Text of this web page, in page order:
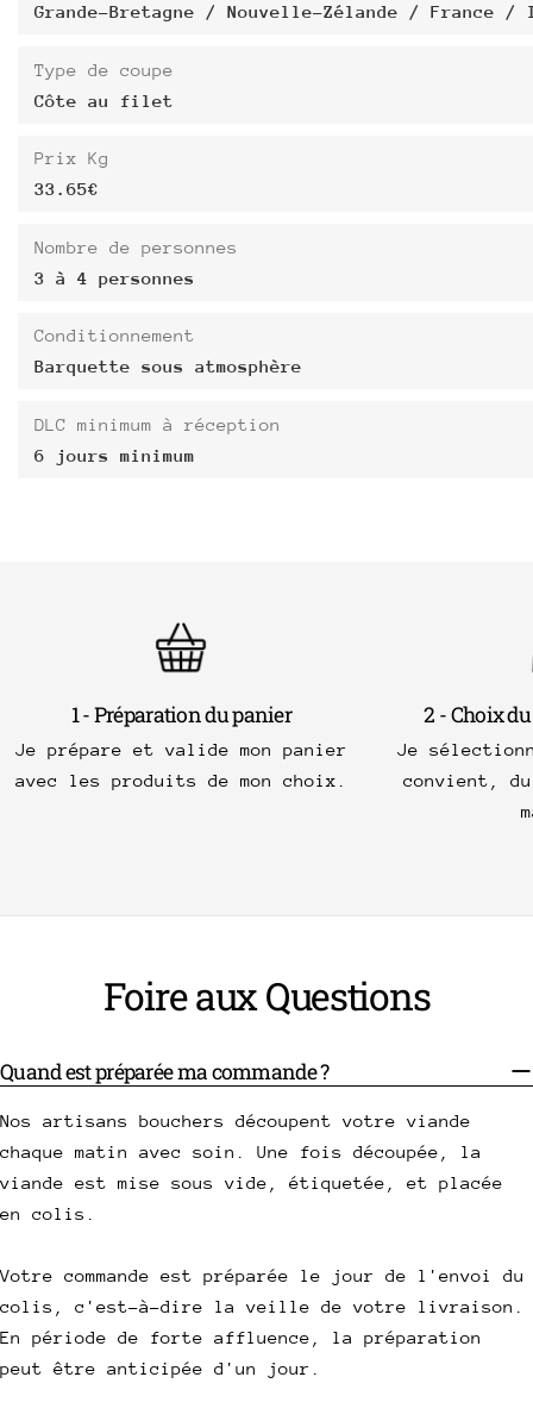
Grande-Bretagne / Nouvelle-Zélande / France
Type de coupe
Côte au filet
Prix Kg
33.65€
Nombre de personnes
3 à 4 personnes
Conditionnement
Barquette sous atmosphère
DLC minimum à réception
6 jours minimum
1 - Préparation du panier
Je prépare et valide mon panier
avec les produits de mon choix.
2 - Choix
Je
convient,
Foire aux Questions
Quand est préparée ma commande ?
Nos artisans bouchers découpent votre viande
chaque matin avec soin. Une fois découpée, la
viande est mise sous vide, étiquetée, et placée
en colis.
Votre commande est préparée le jour de l'envoi du
colis, c'est-à-dire la veille de votre livraison.
En période de forte affluence, la préparation
peut être anticipée d'un jour.